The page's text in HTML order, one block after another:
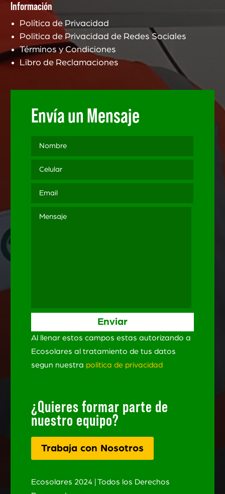
Información
Política de Privacidad
Politica de Privacidad de Redes Sociales
Términos y Condiciones
Libro de Reclamaciones
Envía un Mensaje
Al llenar estos campos estas autorizando a
Ecosolares al tratamiento de tus datos
segun nuestra politica de privacidad
¿Quieres formar parte de
nuestro equipo?
Trabaja con Nosotros
Ecosolares 2024 | Todos los Derechos